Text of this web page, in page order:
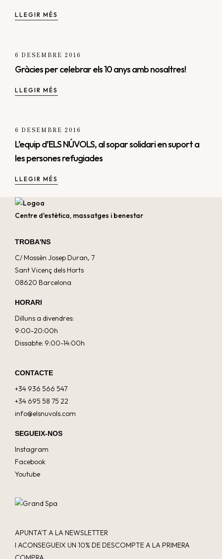
LLEGIR MÉS
6 DESEMBRE 2016
Gràcies per celebrar els 10 anys amb nosaltres!
LLEGIR MÉS
6 DESEMBRE 2016
L’equip d’ELS NÚVOLS, al sopar solidari en suport a
les persones refugiades
LLEGIR MÉS
Centre d'estètica, massatges i benestar
TROBA'NS
C/ Mossèn Josep Duran, 7
Sant Vicenç dels Horts
08620 Barcelona
HORARI
Dilluns a divendres:
9:00-20:00h
Dissabte: 9:00-14:00h
CONTACTE
+34 936 566 547
+34 695 58 75 22
info@elsnuvols.com
SEGUEIX-NOS
Instagram
Facebook
Youtube
APUNTA'T A LA NEWSLETTER
I ACONSEGUEIX UN 10% DE DESCOMPTE A LA PRIMERA